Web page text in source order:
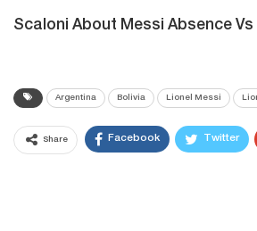
Scaloni About Messi Absence Vs
Argentina Bolivia Lionel Messi
Share Facebook Twitter